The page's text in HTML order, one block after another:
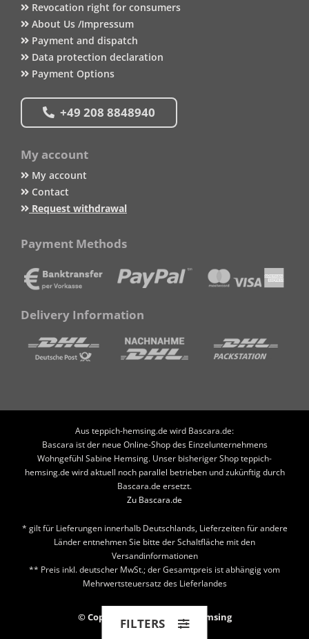
Revocation right for consumers
About Us /Impressum
Payment and dispatch
Data protection declaration
Payment Options
+49 208 8848940
My account
My account
Contact
Request withdrawal
Payment Methods
Delivery Information
Aus teppich-hemsing.de wird Bascara.de:
Bascara ist der neue Online-Shop des Einzelunternehmens
Wohngefühl Sabine Hemsing. Unser bisheriger Shop teppich-
hemsing.de wird aktuell noch parallel betrieben und zukünftig durch
Bascara.de ersetzt.
Zu Bascara.de
* gilt für Lieferungen innerhalb Deutschlands, Lieferzeiten für andere
Länder entnehmen Sie bitte der Schaltfläche mit den
Versandinformationen
** Preis inkl. deutscher MwSt.; der Gesamtpreis ist abhängig vom
Mehrwertsteuersatz des Lieferlandes
© Copyright 2026 Teppich Hemsing
FILTERS